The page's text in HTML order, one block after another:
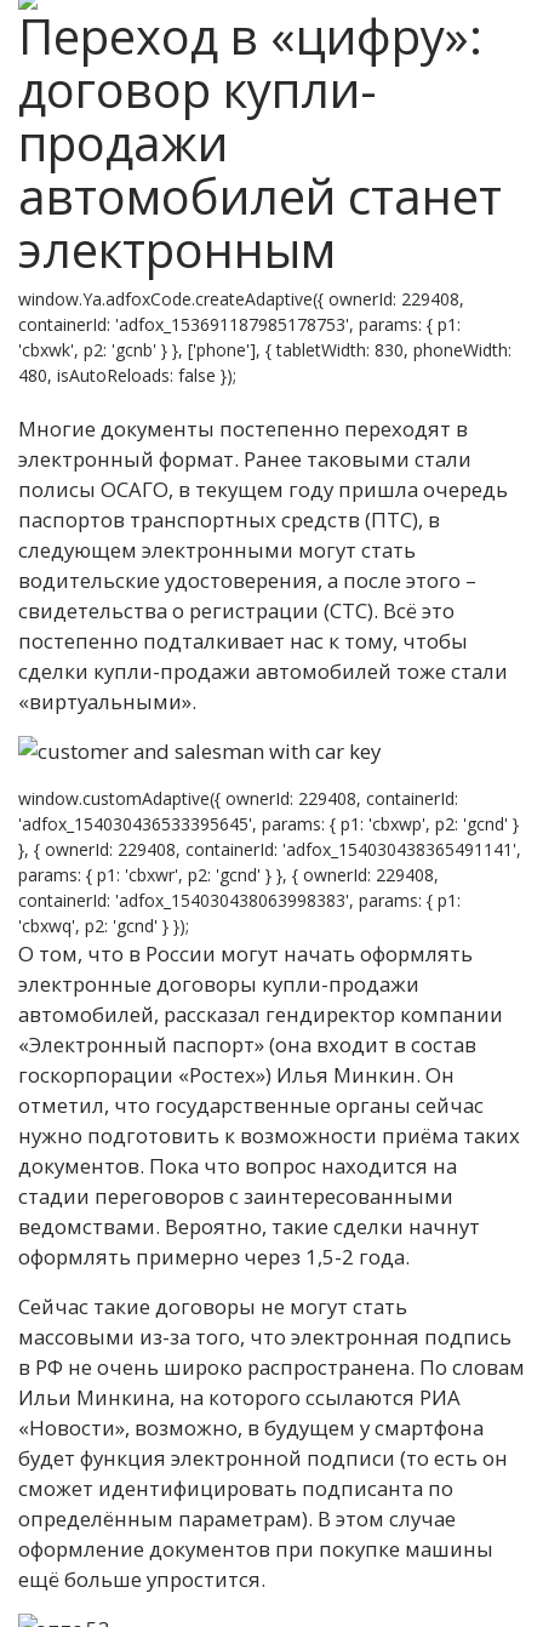
Переход в «цифру»:
договор купли-
продажи
автомобилей станет
электронным
window.Ya.adfoxCode.createAdaptive({ ownerId: 229408,
containerId: 'adfox_153691187985178753', params: { p1:
'cbxwk', p2: 'gcnb' } }, ['phone'], { tabletWidth: 830, phoneWidth:
480, isAutoReloads: false });
Многие документы постепенно переходят в
электронный формат. Ранее таковыми стали
полисы ОСАГО, в текущем году пришла очередь
паспортов транспортных средств (ПТС), в
следующем электронными могут стать
водительские удостоверения, а после этого –
свидетельства о регистрации (СТС). Всё это
постепенно подталкивает нас к тому, чтобы
сделки купли-продажи автомобилей тоже стали
«виртуальными».
window.customAdaptive({ ownerId: 229408, containerId:
'adfox_154030436533395645', params: { p1: 'cbxwp', p2: 'gcnd' }
}, { ownerId: 229408, containerId: 'adfox_154030438365491141',
params: { p1: 'cbxwr', p2: 'gcnd' } }, { ownerId: 229408,
containerId: 'adfox_154030438063998383', params: { p1:
'cbxwq', p2: 'gcnd' } });
О том, что в России могут начать оформлять
электронные договоры купли-продажи
автомобилей, рассказал гендиректор компании
«Электронный паспорт» (она входит в состав
госкорпорации «Ростех») Илья Минкин. Он
отметил, что государственные органы сейчас
нужно подготовить к возможности приёма таких
документов. Пока что вопрос находится на
стадии переговоров с заинтересованными
ведомствами. Вероятно, такие сделки начнут
оформлять примерно через 1,5-2 года.
Сейчас такие договоры не могут стать
массовыми из-за того, что электронная подпись
в РФ не очень широко распространена. По словам
Ильи Минкина, на которого ссылаются РИА
«Новости», возможно, в будущем у смартфона
будет функция электронной подписи (то есть он
сможет идентифицировать подписанта по
определённым параметрам). В этом случае
оформление документов при покупке машины
ещё больше упростится.